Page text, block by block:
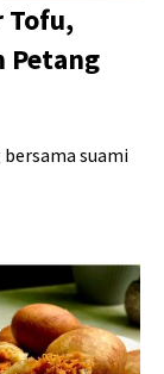
Tofu,
Petang
suami